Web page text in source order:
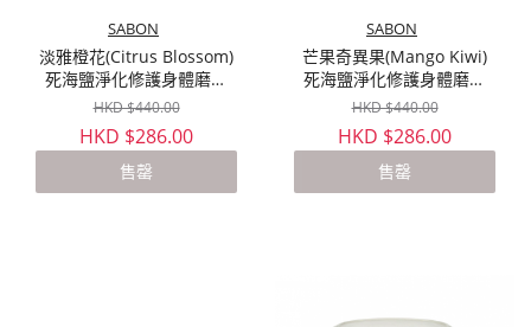
SABON
淡雅橙花(Citrus Blossom)
死海鹽淨化修護身體磨砂
600g
HKD $440.00
HKD $286.00
售罄
SABON
芒果奇異果(Mango Kiwi)
死海鹽淨化修護身體磨砂
600g
HKD $440.00
HKD $286.00
售罄